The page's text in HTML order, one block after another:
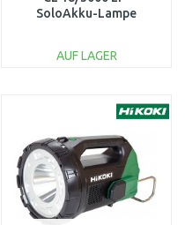
SoloAkku-Lampe
AUF LAGER